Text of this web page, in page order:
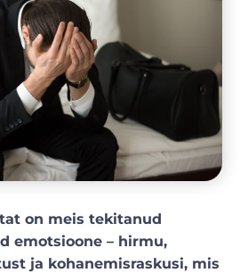
on meis tekitanud
emotsioone – hirmu,
ja kohanemisraskusi, mis